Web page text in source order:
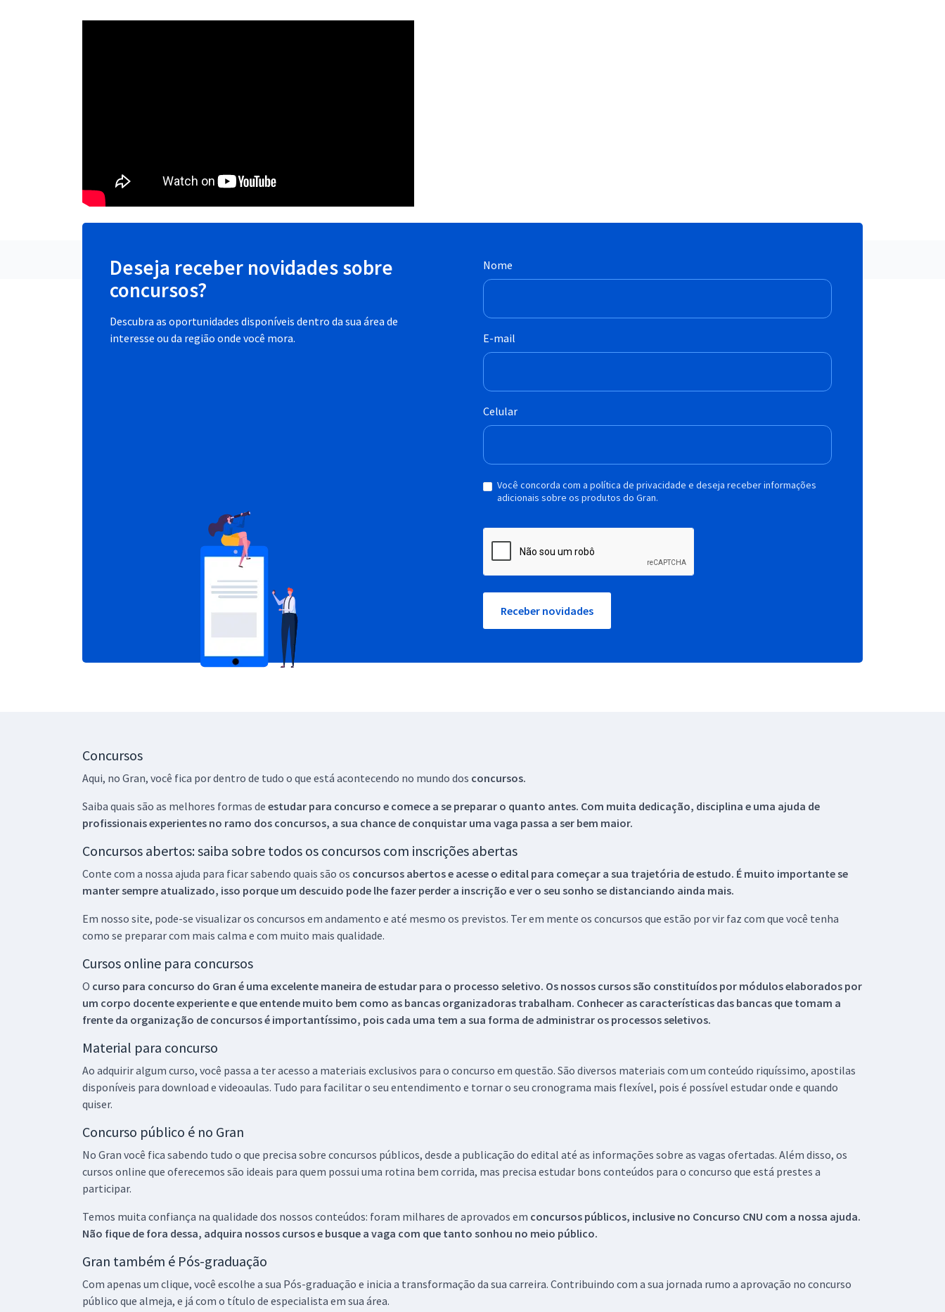
Deseja receber novidades sobre
concursos?
Descubra as oportunidades disponíveis dentro da sua área de
interesse ou da região onde você mora.
Nome
E-mail
Celular
Você concorda com a política de privacidade e deseja receber informações
adicionais sobre os produtos do Gran.
Receber novidades
Concursos
Aqui, no Gran, você fica por dentro de tudo o que está acontecendo no mundo dos concursos.
Saiba quais são as melhores formas de estudar para concurso e comece a se preparar o quanto antes. Com muita dedicação, disciplina e uma ajuda de
profissionais experientes no ramo dos concursos, a sua chance de conquistar uma vaga passa a ser bem maior.
Concursos abertos: saiba sobre todos os concursos com inscrições abertas
Conte com a nossa ajuda para ficar sabendo quais são os concursos abertos e acesse o edital para começar a sua trajetória de estudo. É muito importante se
manter sempre atualizado, isso porque um descuido pode lhe fazer perder a inscrição e ver o seu sonho se distanciando ainda mais.
Em nosso site, pode-se visualizar os concursos em andamento e até mesmo os previstos. Ter em mente os concursos que estão por vir faz com que você tenha
como se preparar com mais calma e com muito mais qualidade.
Cursos online para concursos
O curso para concurso do Gran é uma excelente maneira de estudar para o processo seletivo. Os nossos cursos são constituídos por módulos elaborados por
um corpo docente experiente e que entende muito bem como as bancas organizadoras trabalham. Conhecer as características das bancas que tomam a
frente da organização de concursos é importantíssimo, pois cada uma tem a sua forma de administrar os processos seletivos.
Material para concurso
Ao adquirir algum curso, você passa a ter acesso a materiais exclusivos para o concurso em questão. São diversos materiais com um conteúdo riquíssimo, apostilas
disponíveis para download e videoaulas. Tudo para facilitar o seu entendimento e tornar o seu cronograma mais flexível, pois é possível estudar onde e quando
quiser.
Concurso público é no Gran
No Gran você fica sabendo tudo o que precisa sobre concursos públicos, desde a publicação do edital até as informações sobre as vagas ofertadas. Além disso, os
cursos online que oferecemos são ideais para quem possui uma rotina bem corrida, mas precisa estudar bons conteúdos para o concurso que está prestes a
participar.
Temos muita confiança na qualidade dos nossos conteúdos: foram milhares de aprovados em concursos públicos, inclusive no Concurso CNU com a nossa ajuda.
Não fique de fora dessa, adquira nossos cursos e busque a vaga com que tanto sonhou no meio público.
Gran também é Pós-graduação
Com apenas um clique, você escolhe a sua Pós-graduação e inicia a transformação da sua carreira. Contribuindo com a sua jornada rumo a aprovação no concurso
público que almeja, e já com o título de especialista em sua área.